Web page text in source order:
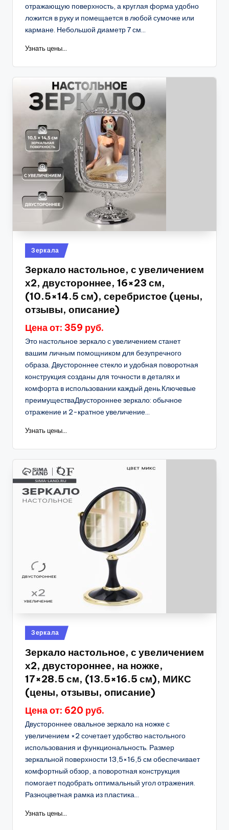
отражающую поверхность, а круглая форма удобно
ложится в руку и помещается в любой сумочке или
кармане. Небольшой диаметр 7 см...
Узнать цены...
Опубликовано
в
Зеркала
Зеркало настольное, с увеличением
х2, двустороннее, 16×23 см,
(10.5×14.5 см), серебристое (цены,
отзывы, описание)
Цена от: 359 руб.
Это настольное зеркало с увеличением станет
вашим личным помощником для безупречного
образа. Двустороннее стекло и удобная поворотная
конструкция созданы для точности в деталях и
комфорта в использовании каждый день.Ключевые
преимуществаДвустороннее зеркало: обычное
отражение и 2-кратное увеличение...
Узнать цены...
Опубликовано
в
Зеркала
Зеркало настольное, с увеличением
х2, двустороннее, на ножке,
17×28.5 см, (13.5×16.5 см), МИКС
(цены, отзывы, описание)
Цена от: 620 руб.
Двустороннее овальное зеркало на ножке с
увеличением ×2 сочетает удобство настольного
использования и функциональность. Размер
зеркальной поверхности 13,5×16,5 см обеспечивает
комфортный обзор, а поворотная конструкция
помогает подобрать оптимальный угол отражения.
Разноцветная рамка из пластика...
Узнать цены...